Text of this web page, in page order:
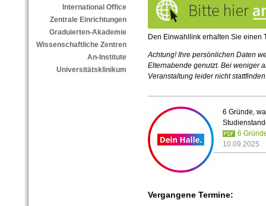
International Office
Zentrale Einrichtungen
Graduierten-Akademie
Wissenschaftliche Zentren
An-Institute
Universitätsklinikum
Den Einwahllink erhalten Sie einen
Achtung!Ihre persönlichen Daten
Elternabende genutzt. Bei weniger
Veranstaltung leider nicht
6 Gründe,
6
10.09.2025
Vergangene Termine: